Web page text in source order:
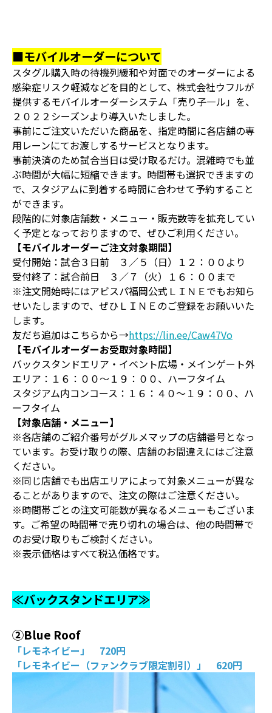
■モバイルオーダーについて
スタグル購入時の待機列緩和や対面でのオーダーによる
感染症リスク軽減などを目的として、株式会社ウフルが
提供するモバイルオーダーシステム「売り子―ル」を、
２０２２シーズンより導入いたしました。
事前にご注文いただいた商品を、指定時間に各店舗の専
用レーンにてお渡しするサービスとなります。
事前決済のため試合当日は受け取るだけ。混雑時でも並
ぶ時間が大幅に短縮できます。時間帯も選択できますの
で、スタジアムに到着する時間に合わせて予約すること
ができます。
段階的に対象店舗数・メニュー・販売数等を拡充してい
く予定となっておりますので、ぜひご利用ください。
【モバイルオーダーご注文対象期間】
受付開始：試合３日前 ３／５（日）１２：００より
受付終了：試合前日 ３／７（火）１６：００まで
※注文開始時にはアビスパ福岡公式ＬＩＮＥでもお知ら
せいたしますので、ぜひＬＩＮＥのご登録をお願いいた
します。
友だち追加はこちらから→https://lin.ee/Caw47Vo
【モバイルオーダーお受取対象時間】
バックスタンドエリア・イベント広場・メインゲート外
エリア：１６：００～１９：００、ハーフタイム
スタジアム内コンコース：１６：４０～１９：００、ハ
ーフタイム
【対象店舗・メニュー】
※各店舗のご紹介番号がグルメマップの店舗番号となっ
ています。お受け取りの際、店舗のお間違えにはご注意
ください。
※同じ店舗でも出店エリアによって対象メニューが異な
ることがありますので、注文の際はご注意ください。
※時間帯ごとの注文可能数が異なるメニューもございま
す。ご希望の時間帯で売り切れの場合は、他の時間帯で
のお受け取りもご検討ください。
※表示価格はすべて税込価格です。
≪バックスタンドエリア≫
②Blue Roof
「レモネイビー」 720円
「レモネイビー（ファンクラブ限定割引）」 620円